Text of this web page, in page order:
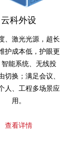
云科外设
、激光光源，超长
护成本低，护眼更
能系统、无线投
切换；满足会议、
人、工程多场景应
用。
查看详情